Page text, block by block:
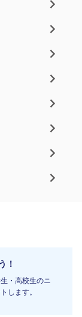
！
・高校生のニ
します。